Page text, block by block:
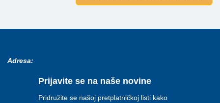
Adresa:
Prijavite se na naše novine
Pridružite se našoj pretplatničkoj listi kako